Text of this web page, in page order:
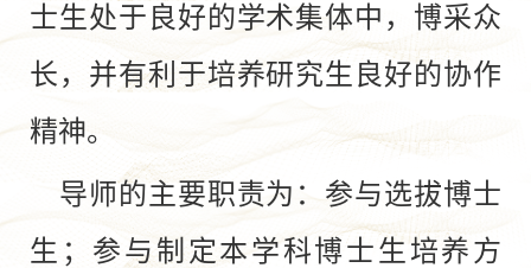
士生处于良好的学术集体中，博采众
长，并有利于培养研究生良好的协作
精神。
导师的主要职责为：参与选拔博士
生；参与制定本学科博士生培养方